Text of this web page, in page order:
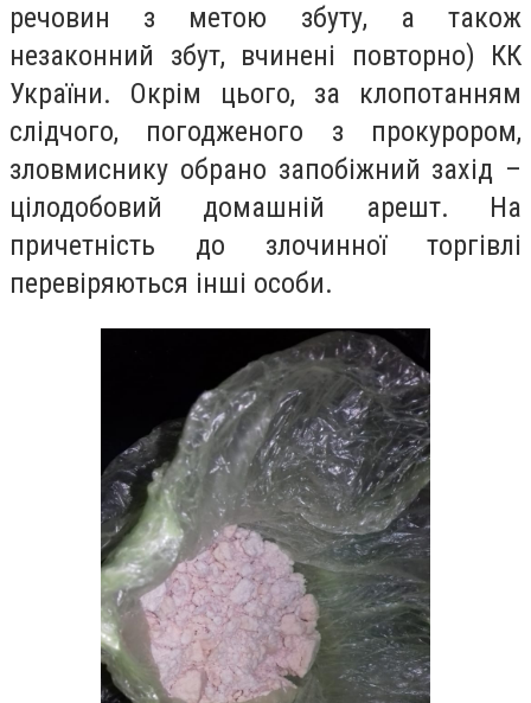
речовин з метою збуту, а також
незаконний збут, вчинені повторно) КК
України. Окрім цього, за клопотанням
слідчого, погодженого з прокурором,
зловмиснику обрано запобіжний захід –
цілодобовий домашній арешт. На
причетність до злочинної торгівлі
перевіряються інші особи.